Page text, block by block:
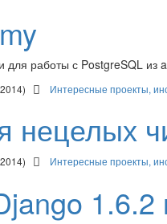
работы с PostgreSQL из
Интересные проекты,
нецелых
Интересные проекты,